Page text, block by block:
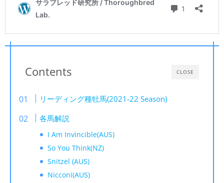
CLOSE
Contents
リーディング種牡馬(2021-22 Season)
各馬解説
I Am Invincible(AUS)
So You Think(NZ)
Snitzel (AUS)
Nicconi(AUS)